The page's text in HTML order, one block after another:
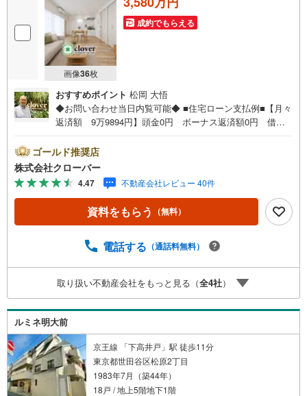
画像36枚
成約でもらえる
おすすめポイント 松岡 大悟
◆お問い合わせ当日内覧可能◆ ■住宅ローン支払例■【月々
返済額 9万9894円】頭金0円 ボーナス返済額0円 借入
●住宅ローン、諸費用ローンお気軽にご相談下さい！杉並区
永福に佇む永福ニューハウジング。京王井の頭線「西永
福」駅から徒歩4分、また隣の「永福町」駅も徒歩8分で利
用可能な立地です。複数のスーパーが徒歩圏内にあるた
め、便利な生活環境が自慢です。1974年築の建物は鉄骨鉄
筋コンクリート造8階建てで、全34世帯。日本ハウズイング
分。南東向きの1LDKに大きなウォークインクローゼット
う方が得なの？■分からない事、何でもご相談下さい。■随
時！内覧可能です！■平日・土日・祝祭日…日程・時間はい
つでも調整可能。ご指定の場所にお車でお迎えに上がりま
す。■不動産購入のご相談も随時開催中！■ ○住宅ローン
のご相談 ○買換えのご相談 ○ご自宅査定のご相談 ○弊
社買取も行っております！
ゴールド推奨店
株式会社クローバー
4.47 不動産会社レビュー 40件
資料をもらう （無料）
電話する （通話料無料）
取り扱い不動産会社をもっと見る（全4社）
ルミネ明大前
京王線 「下高井戸」駅 徒歩11分
東京都世田谷区松原2丁目
1983年7月（築44年）
18戸 / 地上5階地下1階